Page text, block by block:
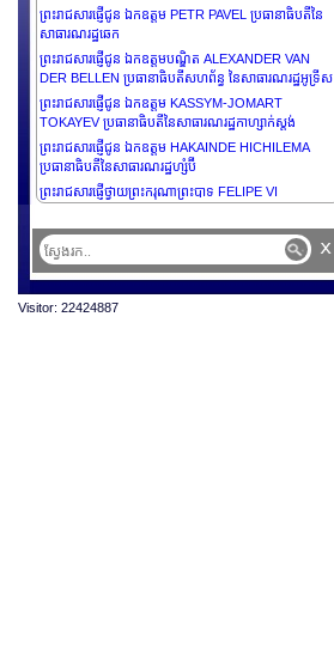
ព្រះរាជសារផ្ញើជូន ឯកឧត្តម PETR PAVEL ប្រធានាធិបតីនៃ
សាធារណរដ្ឋឆេក
ព្រះរាជសារផ្ញើជូន ឯកឧត្តមបណ្ឌិត ALEXANDER VAN
DER BELLEN ប្រធានាធិបតីសហព័ន្ធ នៃសាធារណរដ្ឋអូទ្រីស
ព្រះរាជសារផ្ញើជូន ឯកឧត្តម KASSYM-JOMART
TOKAYEV ប្រធានាធិបតីនៃសាធារណរដ្ឋកាហ្សាក់ស្ដង់
ព្រះរាជសារផ្ញើជូន ឯកឧត្តម HAKAINDE HICHILEMA
ប្រធានាធិបតីនៃសាធារណរដ្ឋហ្សំប៊ី
ព្រះរាជសារផ្ញើថ្វាយព្រះករុណាព្រះបាទ FELIPE VI
ព្រះរាជសារផ្ញើថ្វាយ ព្រះអង្គម្ចាស់ GUILLAUME, GRAND-
DUC នៃប្រទេសលុចហ្សំបួរ
ព្រះរាជសារផ្ញើជូន ឯកឧត្តម PRABOWO SUBIANTO
ប្រធានាធិបតីនៃសាធារណរដ្ឋឥណ្ឌូនេស៊ី
x
Visitor: 22424887